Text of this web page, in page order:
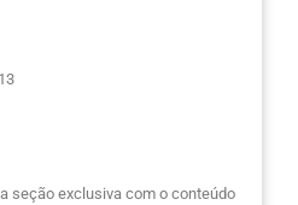
seção exclusiva com o conteúdo